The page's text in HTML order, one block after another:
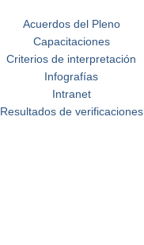
Acuerdos del Pleno
Capacitaciones
Criterios de interpretación
Infografías
Intranet
Resultados de verificaciones